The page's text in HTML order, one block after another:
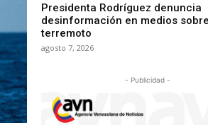
Presidenta Rodríguez denuncia
desinformación en medios
terremoto
agosto 7, 2026
- Publicidad -